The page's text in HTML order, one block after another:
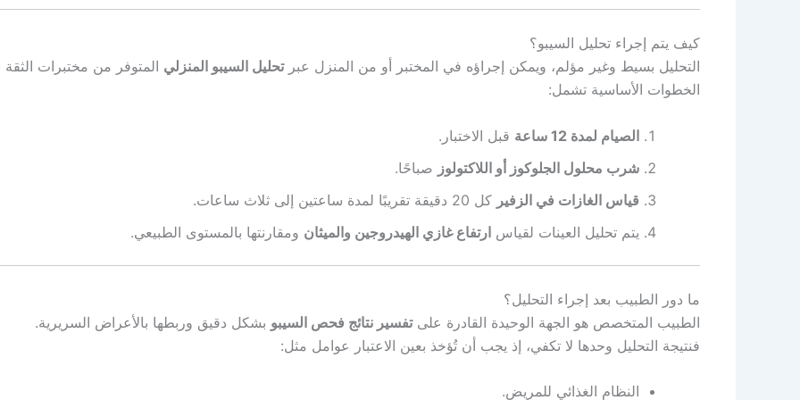
كيف يتم إجراء تحليل السيبو؟
التحليل بسيط وغير مؤلم، ويمكن إجراؤه في المختبر أو من المنزل عبرتحليل السيبو المنزلي المتوفر من مختبرات الثقة
الخطوات الأساسية تشمل:
الصيام لمدة 12 ساعة
قبل الاختبار.
شرب محلول الجلوكوز أو اللاكتولوز صباحًا.
قياس الغازات في الزفير كل 20 دقيقة تقريبًا لمدة ساعتين إلى ثلاث ساعات.
يتم تحليل العينات لقياس ارتفاع غازي الهيدروجين والميثان ومقارنتها بالمستوى الطبيعي.
ما دور الطبيب بعد إجراء التحليل؟
الطبيب المتخصص هو الجهة الوحيدة القادرة علىتفسير نتائج فحص السيبو بشكل دقيق وربطها بالأعراض السريرية.
فنتيجة التحليل وحدها لا تكفي، إذ يجب أن تُؤخذ بعين الاعتبار عوامل مثل:
النظام الغذائي للمريض.